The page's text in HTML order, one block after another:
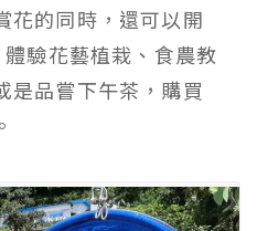
花的同時，還可以開
驗花藝植栽、食農教
是品嘗下午茶，購買